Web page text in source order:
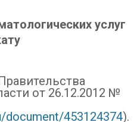
услуг
от 26.12.2012 №
document/453124374).